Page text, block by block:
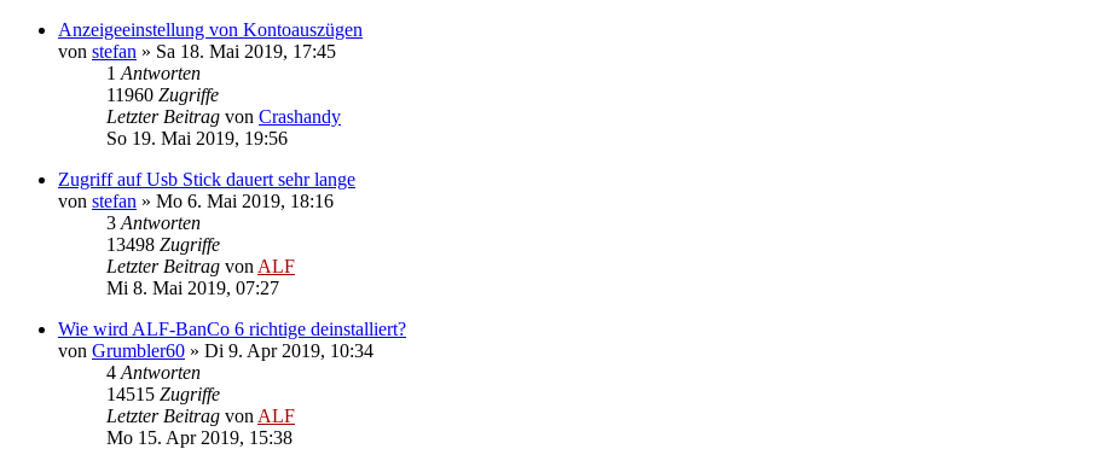
Anzeigeeinstellung von Kontoauszügen
von stefan » Sa 18. Mai 2019, 17:45
1 Antworten
11960 Zugriffe
Letzter Beitrag von Crashandy
So 19. Mai 2019, 19:56
Zugriff auf Usb Stick dauert sehr lange
von stefan » Mo 6. Mai 2019, 18:16
3 Antworten
13498 Zugriffe
Letzter Beitrag von ALF
Mi 8. Mai 2019, 07:27
Wie wird ALF-BanCo 6 richtige deinstalliert?
von Grumbler60 » Di 9. Apr 2019, 10:34
4 Antworten
14515 Zugriffe
Letzter Beitrag von ALF
Mo 15. Apr 2019, 15:38